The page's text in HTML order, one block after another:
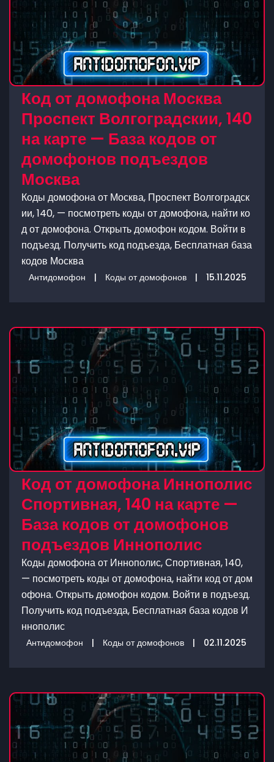
Код от домофона Москва
Проспект Волгоградскии, 140
на карте — База кодов от
домофонов подъездов
Москва
Коды домофона от Москва, Проспект Волгоградск
ии, 140, — посмотреть коды от домофона, найти ко
д от домофона. Открыть домофон кодом. Войти в
подъезд. Получить код подъезда, Бесплатная база
кодов Москва
Антидомофон | Коды от домофонов | 15.11.2025
Код от домофона Иннополис
Спортивная, 140 на карте —
База кодов от домофонов
подъездов Иннополис
Коды домофона от Иннополис, Спортивная, 140,
— посмотреть коды от домофона, найти код от дом
офона. Открыть домофон кодом. Войти в подъезд.
Получить код подъезда, Бесплатная база кодов И
ннополис
Антидомофон | Коды от домофонов | 02.11.2025